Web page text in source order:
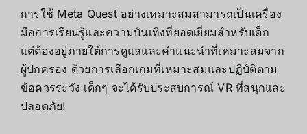
การใช้ Meta Quest อย่างเหมาะสมสามารถเป็นเครื่อง
มือการเรียนรู้และความบันเทิงที่ยอดเยี่ยมสำหรับเด็ก
แต่ต้องอยู่ภายใต้การดูแลและคำแนะนำที่เหมาะสมจาก
ผู้ปกครอง ด้วยการเลือกเกมที่เหมาะสมและปฏิบัติตาม
ข้อควรระวัง เด็กๆ จะได้รับประสบการณ์ VR ที่สนุกและ
ปลอดภัย!